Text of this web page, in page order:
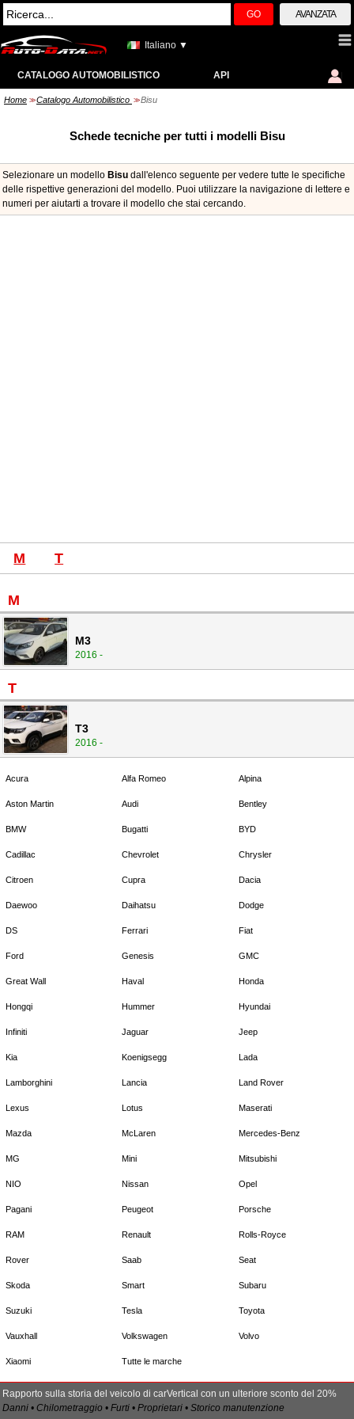
GO AVANZATA
Italiano ▼
CATALOGO AUTOMOBILISTICO API
Home >> Catalogo Automobilistico >> Bisu
Schede tecniche per tutti i modelli Bisu
Selezionare un modello Bisu dall'elenco seguente per vedere tutte le specifiche
delle rispettive generazioni del modello. Puoi utilizzare la navigazione di lettere e
numeri per aiutarti a trovare il modello che stai cercando.
M T
M
M3
2016 -
T
T3
2016 -
Acura Alfa Romeo Alpina
Aston Martin Audi Bentley
BMW Bugatti BYD
Cadillac Chevrolet Chrysler
Citroen Cupra Dacia
Daewoo Daihatsu Dodge
DS Ferrari Fiat
Ford Genesis GMC
Great Wall Haval Honda
Hongqi Hummer Hyundai
Infiniti Jaguar Jeep
Kia Koenigsegg Lada
Lamborghini Lancia Land Rover
Lexus Lotus Maserati
Mazda McLaren Mercedes-Benz
MG Mini Mitsubishi
NIO Nissan Opel
Pagani Peugeot Porsche
RAM Renault Rolls-Royce
Rover Saab Seat
Skoda Smart Subaru
Suzuki Tesla Toyota
Vauxhall Volkswagen Volvo
Xiaomi Tutte le marche
Rapporto sulla storia del veicolo di carVertical con un ulteriore sconto del 20%
Danni • Chilometraggio • Furti • Proprietari • Storico manutenzione